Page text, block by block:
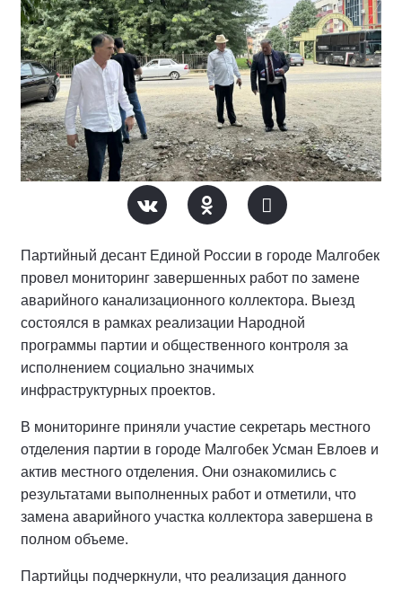
Партийный десант Единой России в городе Малгобек
провел мониторинг завершенных работ по замене
аварийного канализационного коллектора. Выезд
состоялся в рамках реализации Народной
программы партии и общественного контроля за
исполнением социально значимых
инфраструктурных проектов.
В мониторинге приняли участие секретарь местного
отделения партии в городе Малгобек Усман Евлоев и
актив местного отделения. Они ознакомились с
результатами выполненных работ и отметили, что
замена аварийного участка коллектора завершена в
полном объеме.
Партийцы подчеркнули, что реализация данного